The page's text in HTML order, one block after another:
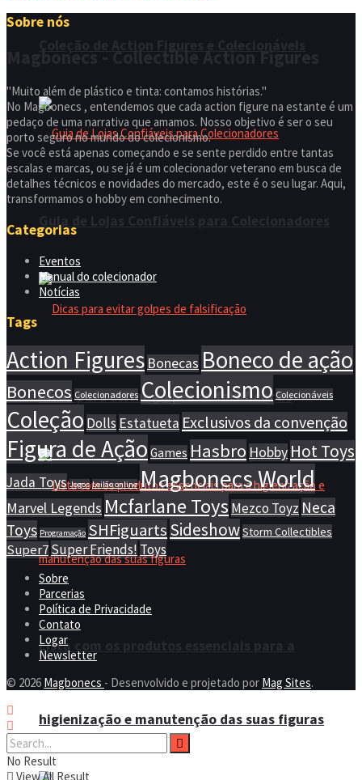
Guia de Lojas Confiáveis para Colecionadores
Dicas para evitar golpes de falsificação
Lista com os produtos essenciais para a
higienização e manutenção das suas figuras
Sobre nós
"Muito além de plástico e tinta: contamos histórias."
No Magbonecs , entendemos que cada action figure na estante é um
pedaço de uma narrativa que amamos. Nosso objetivo é ser o seu
porto seguro no mundo do colecionismo.
Se você está apenas começando e se sente perdido entre tantas
escalas e marcas, ou se já é um colecionador veterano em busca de
detalhes técnicos e novidades do mercado, este é o seu lugar. Aqui,
transformamos o hobby em conhecimento.
Categorias
Eventos
Manual do colecionador
Notícias
Tags
Action Figures Bonecas Boneco de ação
Bonecos Colecionadores Colecionismo Colecionáveis
Coleção Dolls Estatueta Exclusivos da convenção
Figura de Ação Games Hasbro Hobby Hot Toys
Jada Toys Jogos Leilão online Magbonecs World
Marvel Legends Mcfarlane Toys Mezco Toyz Neca
Toys Programação SHFiguartsSideshowStorm Collectibles
Super7Super Friends! Toys
Sobre
Parcerias
Política de Privacidade
Contato
Logar
Newsletter
© 2026 Magbonecs - Desenvolvido e projetado por Mag Sites.
No Result
View All Result